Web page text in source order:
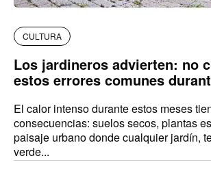
CULTURA
Los jardineros advierten: no
estos errores comunes
El calor intenso durante estos meses
consecuencias: suelos secos, plantas
paisaje urbano donde cualquier jardín,
verde...